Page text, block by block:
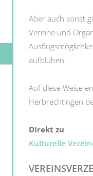
Aber auch sonst
Vereine und
aufblühen.
Auf diese Weise
Herbrechtingen
Direkt zu
Kulturelle